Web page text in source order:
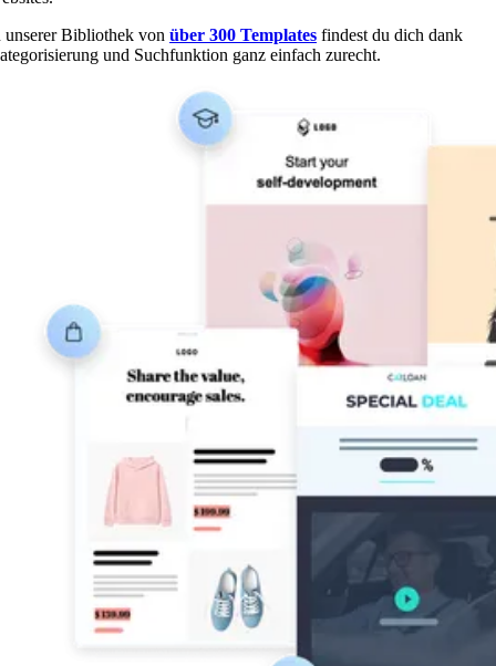
unserer Bibliothek von über 300 Templates findest du dich dank
und Suchfunktion ganz einfach zurecht.